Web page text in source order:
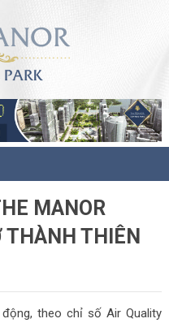
MANOR
THÀNH THIÊN
theo chỉ số Air Quality